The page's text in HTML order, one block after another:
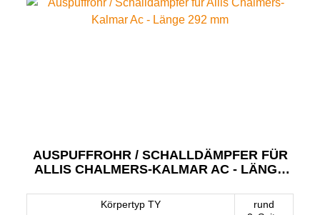
AUSPUFFROHR / SCHALLDÄMPFER FÜR
ALLIS CHALMERS-KALMAR AC - LÄNGE
Körpertyp TY
rund